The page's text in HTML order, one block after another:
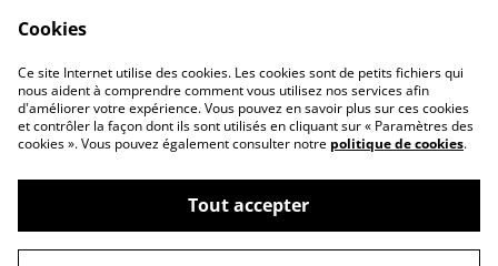
Politique de
confidentialité
Politique de cookies
©2026Camelle Broderie éco créative
Cookies
Ce site Internet utilise des cookies. Les cookies sont de petits fichiers qui
nous aident à comprendre comment vous utilisez nos services afin
d'améliorer votre expérience. Vous pouvez en savoir plus sur ces cookies
et contrôler la façon dont ils sont utilisés en cliquant sur « Paramètres des
cookies ». Vous pouvez également consulter notre politique de cookies.
Tout accepter